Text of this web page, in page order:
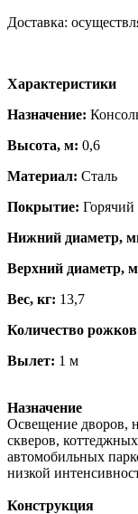
Доставка:
Характеристики
Назначение:
Высота, м: 0,6
Материал: Сталь
Покрытие:
Нижний диаметр,
Верхний диаметр,
Вес, кг: 13,7
Количество
Вылет: 1 м
Назначение
Освещение дворов,
скверов,
автомобильных
низкой
Конструкция